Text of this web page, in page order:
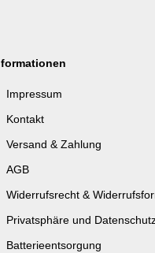
Impressum
Kontakt
Versand & Zahlung
AGB
Widerrufsrecht &
Privatsphäre und
Batterieentsorgung